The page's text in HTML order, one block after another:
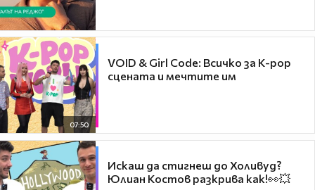
07:50
VOID & Girl Code: Всичко за K-pop
сцената и мечтите им
Искаш да стигнеш до Холивуд?
Юлиан Костов разкрива как!👀💥